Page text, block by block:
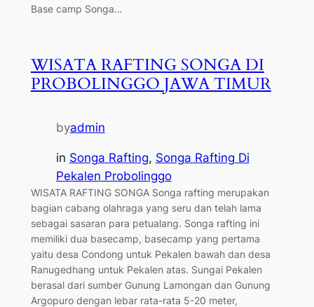
Base camp Songa…
WISATA RAFTING SONGA DI
PROBOLINGGO JAWA TIMUR
byadmin
in Songa Rafting, Songa Rafting Di
Pekalen Probolinggo
WISATA RAFTING SONGA Songa rafting merupakan
bagian cabang olahraga yang seru dan telah lama
sebagai sasaran para petualang. Songa rafting ini
memiliki dua basecamp, basecamp yang pertama
yaitu desa Condong untuk Pekalen bawah dan desa
Ranugedhang untuk Pekalen atas. Sungai Pekalen
berasal dari sumber Gunung Lamongan dan Gunung
Argopuro dengan lebar rata-rata 5-20 meter,